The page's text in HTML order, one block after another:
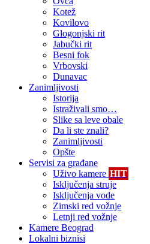
Kotež
Kovilovo
Glogonjski rit
Jabučki rit
Besni fok
Vrbovski
Dunavac
Zanimljivosti
Istorija
Istraživali smo…
Slike sa leve obale
Da li ste znali?
Zanimljivosti
Opšte
Servisi za građane
Uživo kamere HIT
Isključenja struje
Isključenja vode
Zimski red vožnje
Letnji red vožnje
Kamere Beograd
Lokalni biznisi